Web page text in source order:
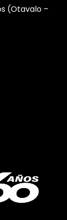
(Otavalo –